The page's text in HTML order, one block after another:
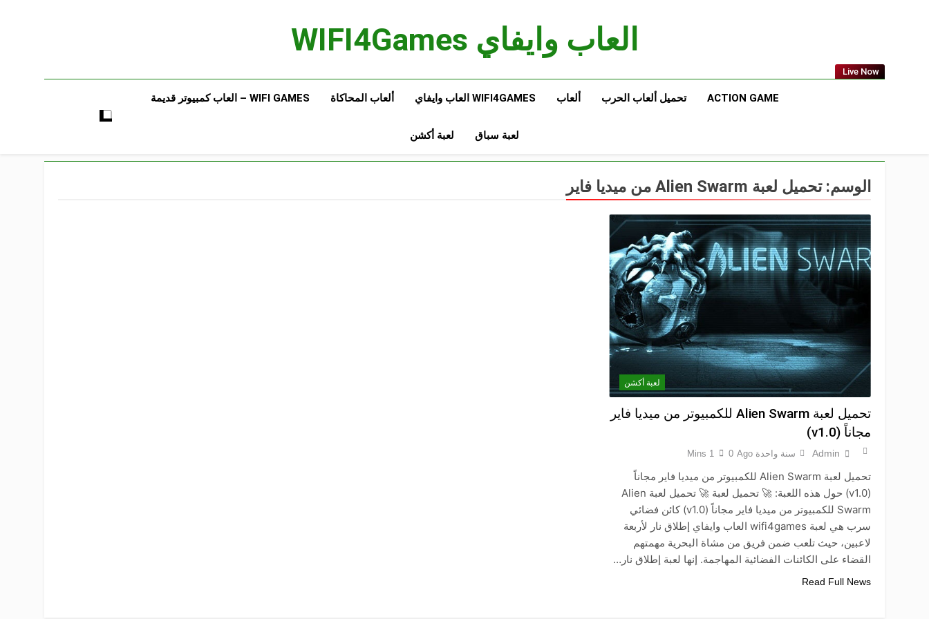
العاب وايفاي WIFI4Games
Live Now
ACTION GAME تحميل ألعاب الحرب ألعاب WIFI4GAMES العاب وايفاي ألعاب المحاكاة WIFI GAMES​ – العاب كمبيوتر قديمة​
لعبة سباق لعبة أكشن
الوسم:تحميل لعبة Alien Swarm من ميديا فاير
لعبة أكشن
تحميل لعبة Alien Swarm للكمبيوتر من ميديا فاير
مجاناً (v1.0)
Admin سنة واحدة Ago 0
1 Mins
تحميل لعبة Alien Swarm للكمبيوتر من ميديا فاير مجاناً
(v1.0) حول هذه اللعبة: 🚀 تحميل لعبة 🚀 تحميل لعبة Alien
Swarm للكمبيوتر من ميديا فاير مجاناً (v1.0) كائن فضائي
سرب هي لعبة wifi4games العاب وايفاي إطلاق نار لأربعة
لاعبين، حيث تلعب ضمن فريق من مشاة البحرية مهمتهم
القضاء على الكائنات الفضائية المهاجمة. إنها لعبة إطلاق نار…
Read Full News